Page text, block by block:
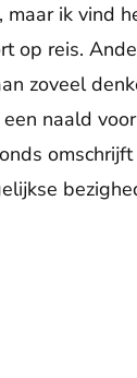
ik vind
op reis.
zoveel
naald